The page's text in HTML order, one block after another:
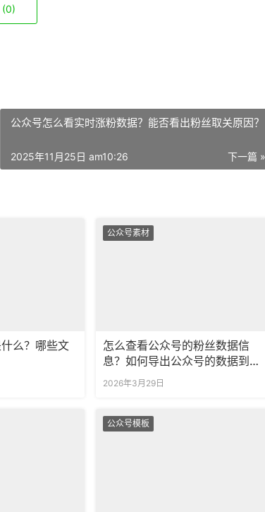
(0)
公众号怎么看实时涨粉数据？能否看出粉丝取关原因？
下一篇 »
2025年11月25日 am10:26
么？哪些文
公众号素材
怎么查看公众号的粉丝数据信
息？如何导出公众号的数据到设
备里？
2026年3月29日
公众号模板